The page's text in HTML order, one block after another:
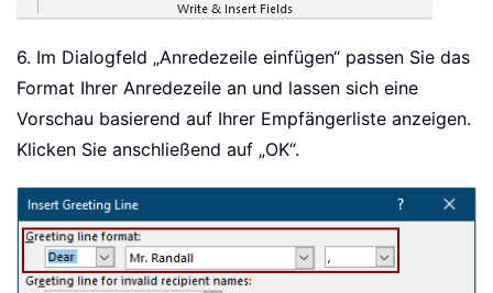
6. Im Dialogfeld „Anredezeile einfügen“ passen Sie das
Format Ihrer Anredezeile an und lassen sich eine
Vorschau basierend auf Ihrer Empfängerliste anzeigen.
Klicken Sie anschließend auf „OK“.